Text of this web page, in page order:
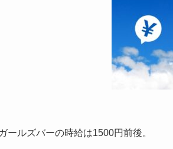
ールズバーの時給は1500円前後。